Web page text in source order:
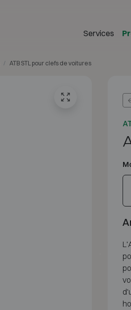
Services
ATB STL pour clefs de voitures